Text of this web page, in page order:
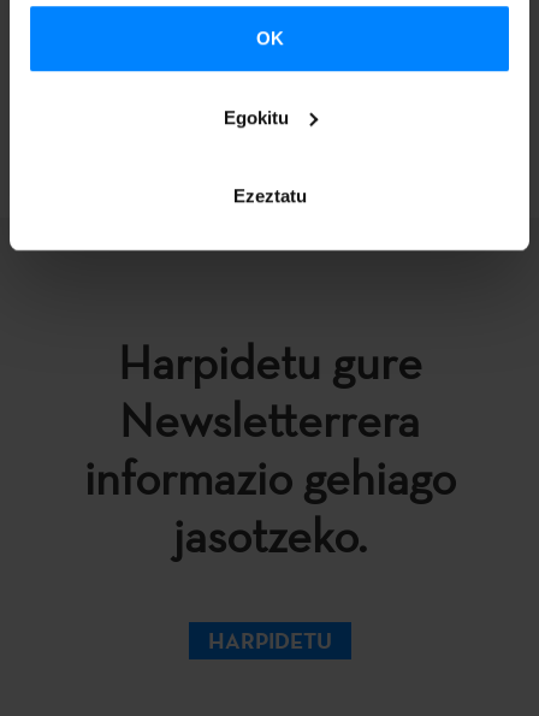
OK
Egokitu
Ezeztatu
Harpidetu gure
Newsletterrera
informazio gehiago
jasotzeko.
HARPIDETU